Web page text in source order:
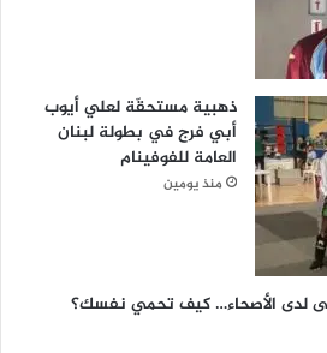
ذهبية مستحقّة لعلي أيوب
أبي فرج في بطولة لبنان
العامة للفوفينام
منذ يومين
لدى الأصحاء… كيف تحمي نفسك؟